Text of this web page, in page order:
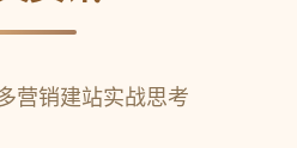
营销建站实战思考